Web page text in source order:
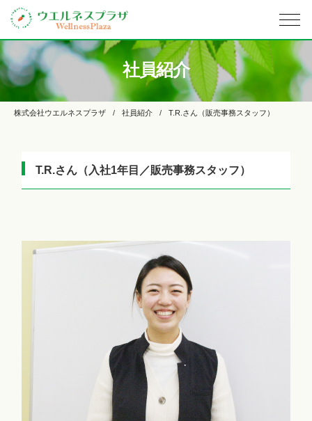
社員紹介
株式会社ウエルネスプラザ 社員紹介 T.R.さん（販売事務スタッフ）
T.R.さん（入社1年目／販売事務スタッフ）